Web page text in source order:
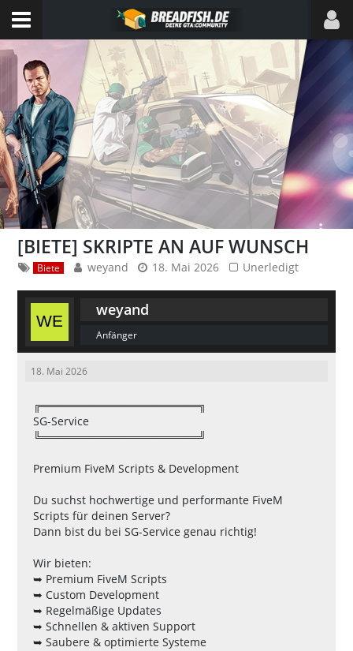
[BIETE] SKRIPTE AN AUF WUNSCH
Biete weyand 18. Mai 2026 Unerledigt
weyand
Anfänger
18. Mai 2026
╔════════════════════╗
SG-Service
╚════════════════════╝
Premium FiveM Scripts & Development
Du suchst hochwertige und performante FiveM
Scripts für deinen Server?
Dann bist du bei SG-Service genau richtig!
Wir bieten:
➥ Premium FiveM Scripts
➥ Custom Development
➥ Regelmäßige Updates
➥ Schnellen & aktiven Support
➥ Saubere & optimierte Systeme